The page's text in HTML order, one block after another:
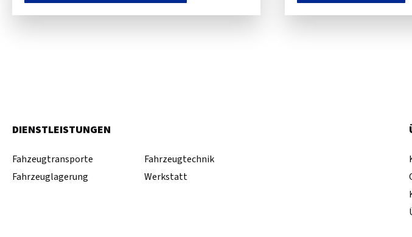
DIENSTLEISTUNGEN
Fahzeugtransporte
Fahrzeuglagerung
Fahrzeugtechnik
Werkstatt